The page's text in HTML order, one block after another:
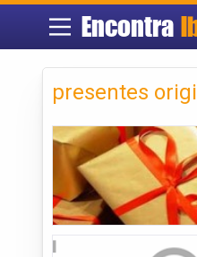
Encontra
presentes